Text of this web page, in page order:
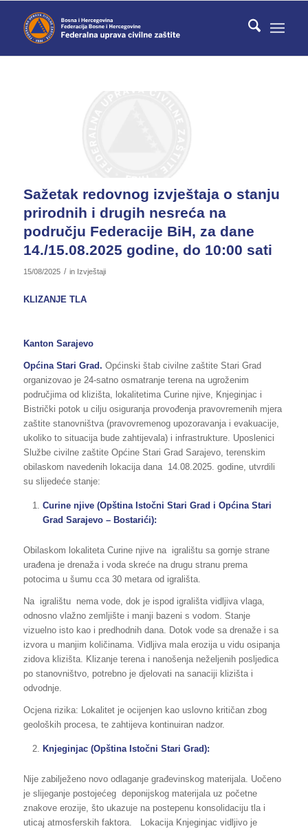
Sažetak redovnog izvještaja o stanju
prirodnih i drugih nesreća na
području Federacije BiH, za dane
14./15.08.2025 godine, do 10:00 sati
15/08/2025 / in Izvještaji
KLIZANJE TLA
Kanton Sarajevo
Općina Stari Grad. Općinski štab civilne zaštite Stari Grad
organizovao je 24-satno osmatranje terena na ugroženim
područjima od klizišta, lokalitetima Curine njive, Knjeginjac i
Bistrički potok u cilju osiguranja provođenja pravovremenih mjera
zaštite stanovništva (pravovremenog upozoravanja i evakuacije,
ukoliko to situacija bude zahtijevala) i infrastrukture. Uposlenici
Službe civilne zaštite Općine Stari Grad Sarajevo, terenskim
obilaskom navedenih lokacija dana 14.08.2025. godine, utvrdili
su slijedeće stanje:
Curine njive (Opština Istočni Stari Grad i Općina Stari
Grad Sarajevo – Bostarići):
Obilaskom lokaliteta Curine njive na igralištu sa gornje strane
urađena je drenaža i voda skreće na drugu stranu prema
potocima u šumu cca 30 metara od igrališta.
Na igralištu nema vode, dok je ispod igrališta vidljiva vlaga,
odnosno vlažno zemljište i manji bazeni s vodom. Stanje
vizuelno isto kao i predhodnih dana. Dotok vode sa drenaže i sa
izvora u manjim količinama. Vidljiva mala erozija u vidu osipanja
zidova klizišta. Klizanje terena i nanošenja neželjenih posljedica
po stanovništvo, potrebno je djelovati na sanaciji klizišta i
odvodnje.
Ocjena rizika: Lokalitet je ocijenjen kao uslovno kritičan zbog
geoloških procesa, te zahtijeva kontinuiran nadzor.
Knjeginjac (Opština Istočni Stari Grad):
Nije zabilježeno novo odlaganje građevinskog materijala. Uočeno
je slijeganje postojećeg deponijskog materijala uz početne
znakove erozije, što ukazuje na postepenu konsolidaciju tla i
uticaj atmosferskih faktora. Lokacija Knjeginjac vidljivo je